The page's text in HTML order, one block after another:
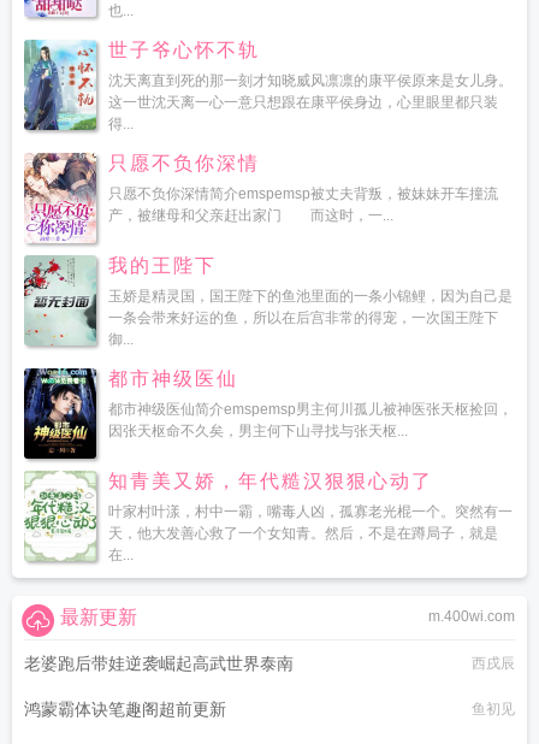
也...
世子爷心怀不轨
沈天离直到死的那一刻才知晓威风凛凛的康平侯原来是女儿身。
这一世沈天离一心一意只想跟在康平侯身边，心里眼里都只装
得...
只愿不负你深情
只愿不负你深情简介emspemsp被丈夫背叛，被妹妹开车撞流
产，被继母和父亲赶出家门 而这时，一...
我的王陛下
玉娇是精灵国，国王陛下的鱼池里面的一条小锦鲤，因为自己是
一条会带来好运的鱼，所以在后宫非常的得宠，一次国王陛下
御...
都市神级医仙
都市神级医仙简介emspemsp男主何川孤儿被神医张天枢捡回，
因张天枢命不久矣，男主何下山寻找与张天枢...
知青美又娇，年代糙汉狠狠心动了
叶家村叶漾，村中一霸，嘴毒人凶，孤寡老光棍一个。突然有一
天，他大发善心救了一个女知青。然后，不是在蹲局子，就是
在...
m.400wi.com
最新更新
老婆跑后带娃逆袭崛起高武世界泰南 西戌辰
鸿蒙霸体诀笔趣阁超前更新 鱼初见